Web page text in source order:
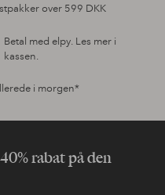
over 599 DKK
Betal med elpy. Les mer i
kassen.
i morgen*
rabat på den